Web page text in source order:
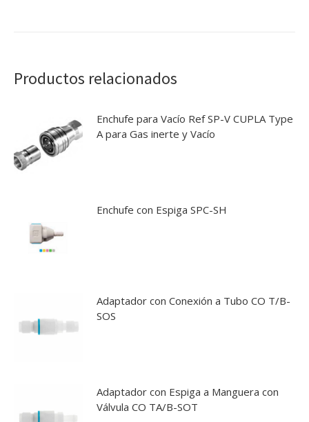
Productos relacionados
Enchufe para Vacío Ref SP-V CUPLA Type
A para Gas inerte y Vacío
Enchufe con Espiga SPC-SH
Adaptador con Conexión a Tubo CO T/B-
SOS
Adaptador con Espiga a Manguera con
Válvula CO TA/B-SOT